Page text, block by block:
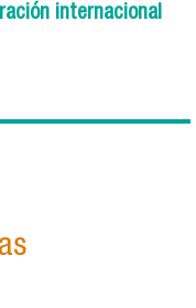
internacional